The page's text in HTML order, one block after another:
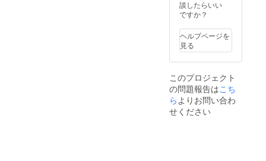
ハウ
ス、イ
スペー
ス、お
店など
お好き
をご指
定頂
き、音
響機材
など必
談したらいい
ですか？
ヘルプページを
見る
このプロジェクト
の問題報告はこち
ら よりお問い合わ
せください